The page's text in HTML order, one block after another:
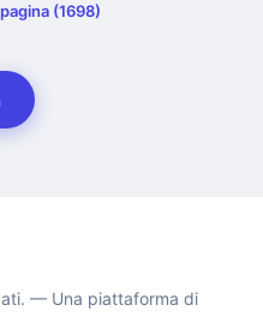
(1698)
— Una piattaforma di